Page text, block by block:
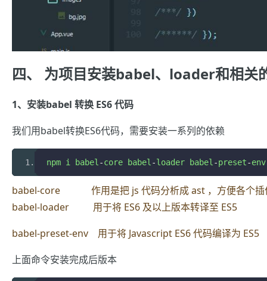
四、 为项目安装babel、loader和相关
1、安装babel 转换 ES6 代码
我们用babel转换ES6代码，需要安装一系列的依赖
npm i babel -core babel -loader babel -preset-
babel-core 作用是把 js 代码分析成 ast ，方便各个插
babel-loader 用于将 ES6 及以上版本转译至 ES5
babel-preset-env 用于将 Javascript ES6 代码编译为 ES5
上面命令安装完成后版本